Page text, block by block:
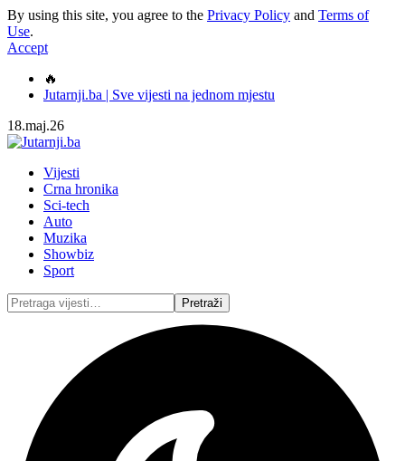
By using this site, you agree to the Privacy Policy and Terms of
Use.
Accept
🔥
Jutarnji.ba | Sve vijesti na jednom mjestu
18.maj.26
Vijesti
Crna hronika
Sci-tech
Auto
Muzika
Showbiz
Sport